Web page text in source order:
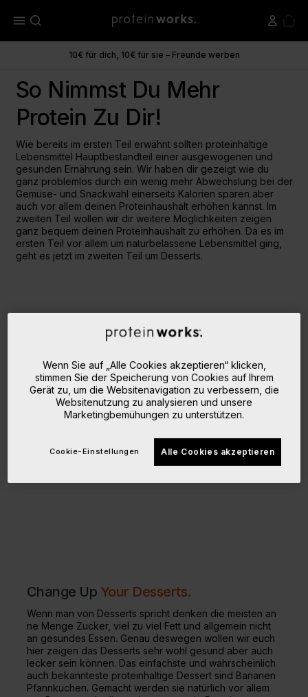
menu
10€ für dich, 10€ für sie – Freunde werben
So Nimmst Du Mehr
Protein Zu Dir!
Wie bereits im ersten Teil erwähnt sollten proteinhaltige
Lebensmittel Hauptbestandteil einer ausgewogenen und
gesunden Ernährung sein. Wir haben dir gezeigt wie du
ganz problemlos durch ein wenig mehr Abwechslung bei der
Gemüse- und Snackwahl einerseits Kalorien sparen aber
auch vor allem deinen Proteinhaushalt erhöhen kannst. Im
zweiten Teil wollen wir dir weitere Möglichkeiten zeigen
ganz bequem deinen Proteinhaushalt zu erhöhen. Da es im
ersten Teil vor allem um naturbelassene Lebensmittel ging,
geht es jetzt im zweiten Teil um Desserts.
Change Up Your Desserts.
Wenn man von Desserts spricht denken die meisten an
ne Menge Zucker, viel zu viel Fett und allgemein nicht
an gesundes Essen. Genau deswegen wollen wir euch
hier zeigen das Desserts sehr wohl gesund aber auch
lecker sein können. Das einfachste und wahrscheinlich
auch bekannteste proteinhaltige Dessert sind Bananen
Pfannkuchen. Gemacht werden sie natürlich vor allem
Wenn Sie auf „Alle Cookies akzeptieren“ klicken,
stimmen Sie der Speicherung von Cookies auf Ihrem
Gerät zu, um die Websitenavigation zu verbessern, die
Websitenutzung zu analysieren und unsere
Marketingbemühungen zu unterstützen.
Alle Cookies akzeptieren
Cookie-Einstellungen